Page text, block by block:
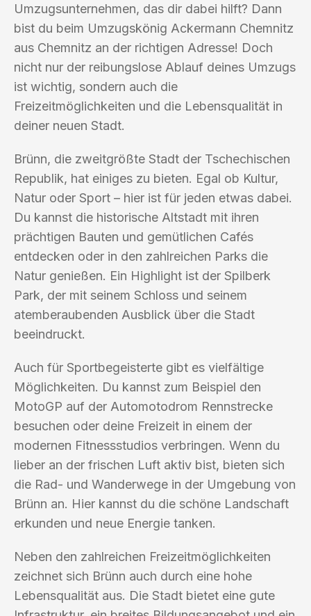
Umzugsunternehmen, das dir dabei hilft? Dann
bist du beim Umzugskönig Ackermann Chemnitz
aus Chemnitz an der richtigen Adresse! Doch
nicht nur der reibungslose Ablauf deines Umzugs
ist wichtig, sondern auch die
Freizeitmöglichkeiten und die Lebensqualität in
deiner neuen Stadt.
Brünn, die zweitgrößte Stadt der Tschechischen
Republik, hat einiges zu bieten. Egal ob Kultur,
Natur oder Sport – hier ist für jeden etwas dabei.
Du kannst die historische Altstadt mit ihren
prächtigen Bauten und gemütlichen Cafés
entdecken oder in den zahlreichen Parks die
Natur genießen. Ein Highlight ist der Spilberk
Park, der mit seinem Schloss und seinem
atemberaubenden Ausblick über die Stadt
beeindruckt.
Auch für Sportbegeisterte gibt es vielfältige
Möglichkeiten. Du kannst zum Beispiel den
MotoGP auf der Automotodrom Rennstrecke
besuchen oder deine Freizeit in einem der
modernen Fitnessstudios verbringen. Wenn du
lieber an der frischen Luft aktiv bist, bieten sich
die Rad- und Wanderwege in der Umgebung von
Brünn an. Hier kannst du die schöne Landschaft
erkunden und neue Energie tanken.
Neben den zahlreichen Freizeitmöglichkeiten
zeichnet sich Brünn auch durch eine hohe
Lebensqualität aus. Die Stadt bietet eine gute